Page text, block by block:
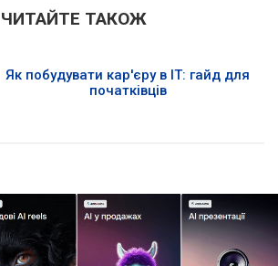
ЧИТАЙТЕ ТАКОЖ
Як побудувати кар'єру в IT: гайд для
початківців